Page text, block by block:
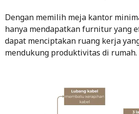
Dengan memilih meja kantor
hanya mendapatkan furnitur yang
dapat menciptakan ruang kerja
mendukung produktivitas di rumah.